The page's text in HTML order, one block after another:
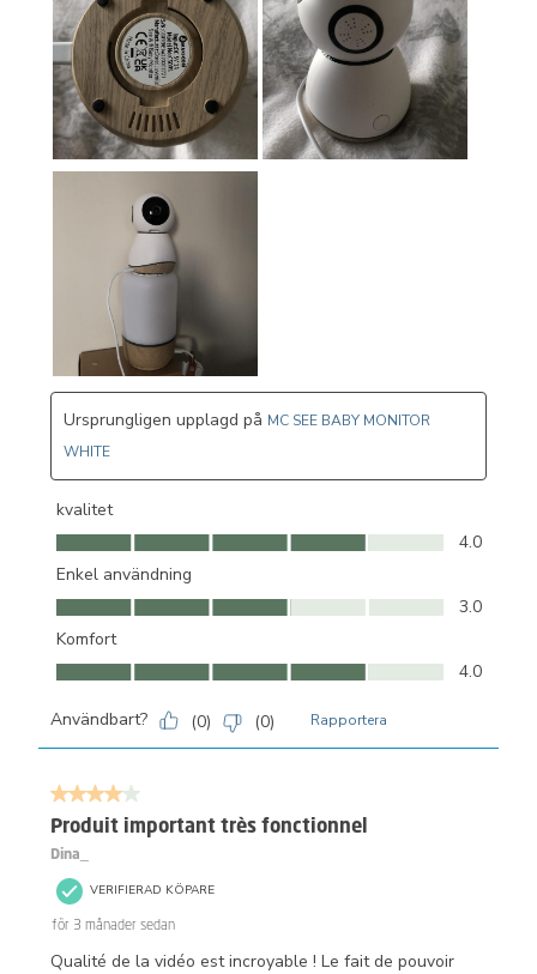
Ursprungligen upplagd på MC SEE BABY MONITOR
WHITE
kvalitet
kvalitet, 4.0 av 5
4.0
Enkel användning
Enkel användning, 3.0 av 5
3.0
Komfort
Komfort, 4.0 av 5
4.0
Användbart? (0) (0) Rapportera
4 av 5 stjärnor.
Produit important très fonctionnel
Dina_
VERIFIERAD KÖPARE
för 3 månader sedan
Qualité de la vidéo est incroyable ! Le fait de pouvoir